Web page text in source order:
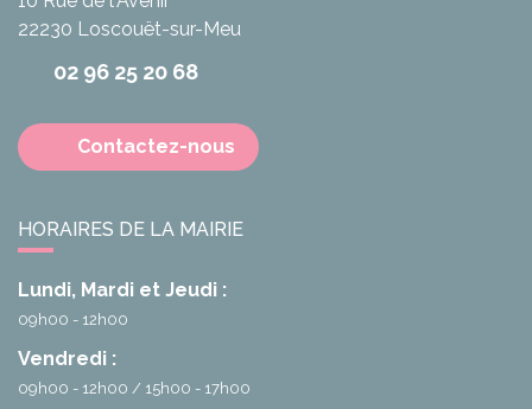
22230 Loscouët-sur-Meu
02 96 25 20 68
Contactez-nous
HORAIRES DE LA MAIRIE
Lundi, Mardi et Jeudi :
09h00 - 12h00
Vendredi :
09h00 - 12h00 15h00 - 17h00